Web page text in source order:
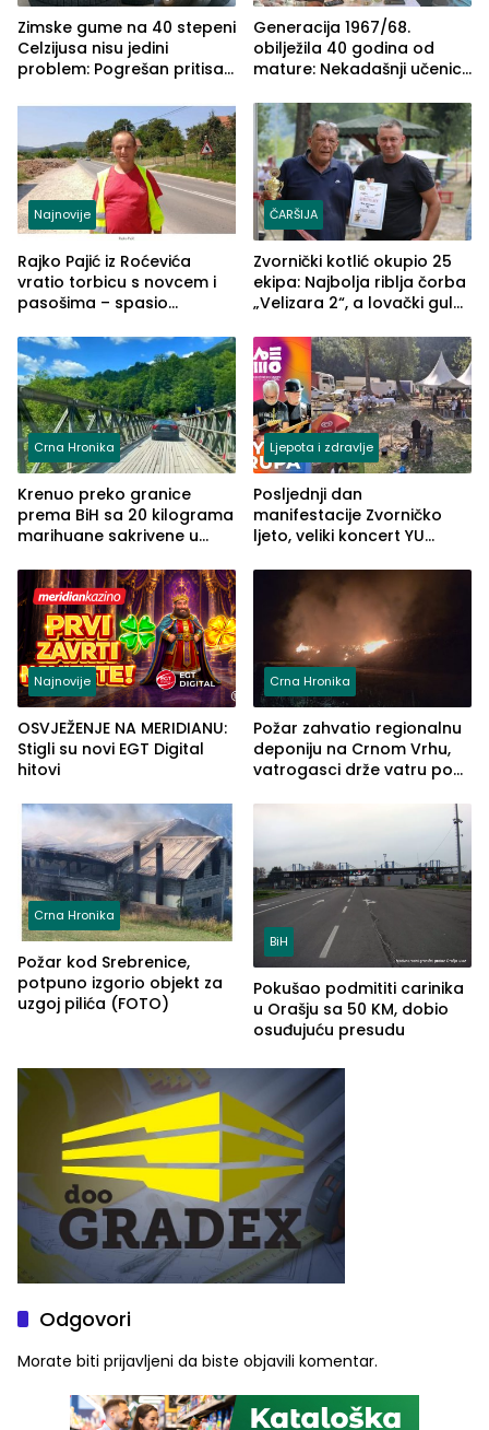
Zimske gume na 40 stepeni
Celzijusa nisu jedini
problem: Pogrešan pritisak
Generacija 1967/68.
obilježila 40 godina od
mature: Nekadašnji učenici
(FOTO)
Najnovije
Rajko Pajić iz Roćevića
vratio torbicu s novcem i
pasošima – spasio
Grčkoj
ČARŠIJA
Zvornički kotlić okupio 25
ekipa: Najbolja riblja čorba
„Velizara 2“, a lovački gulaš
Crna Hronika
Krenuo preko granice
prema BiH sa 20 kilograma
marihuane sakrivene u
Ljepota i zdravlje
Posljednji dan
manifestacije Zvorničko
ljeto, veliki koncert YU
ove godine
Najnovije
OSVJEŽENJE NA MERIDIANU:
Stigli su novi EGT Digital
hitovi
Crna Hronika
Požar zahvatio regionalnu
deponiju na Crnom Vrhu,
vatrogasci drže vatru pod
Crna Hronika
Požar kod Srebrenice,
potpuno izgorio objekt za
uzgoj pilića (FOTO)
BiH
Pokušao podmititi carinika
u Orašju sa 50 KM, dobio
osuđujuću presudu
Odgovori
Morate biti prijavljeni da biste objavili komentar.